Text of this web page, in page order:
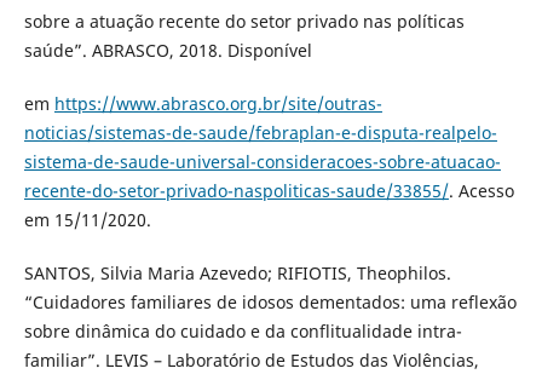
sobre a atuação recente do setor privado nas políticas
saúde”. ABRASCO, 2018. Disponível
em https://www.abrasco.org.br/site/outras-
noticias/sistemas-de-saude/febraplan-e-disputa-realpelo-
sistema-de-saude-universal-consideracoes-sobre-atuacao-
recente-do-setor-privado-naspoliticas-saude/33855/. Acesso
em 15/11/2020.
SANTOS, Silvia Maria Azevedo; RIFIOTIS, Theophilos.
“Cuidadores familiares de idosos dementados: uma reflexão
sobre dinâmica do cuidado e da conflitualidade intra-
familiar”. LEVIS – Laboratório de Estudos das Violências,